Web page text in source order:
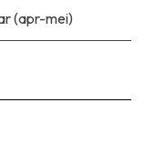
(apr-mei)